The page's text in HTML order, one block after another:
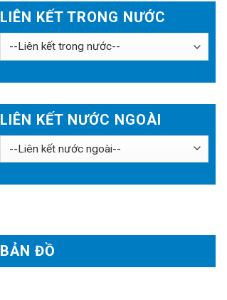
LIÊN KẾT TRONG NƯỚC
LIÊN KẾT NƯỚC NGOÀI
BẢN ĐỒ